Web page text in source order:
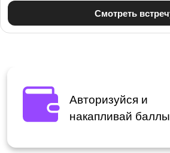
Авторизуйся и
накапливай баллы